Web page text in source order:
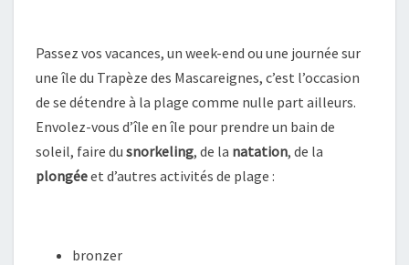
Passez vos vacances, un week-end ou une journée sur
une île du Trapèze des Mascareignes, c’est l’occasion
de se détendre à la plage comme nulle part ailleurs.
Envolez-vous d’île en île pour prendre un bain de
soleil, faire du snorkeling, de la natation, de la
plongéeet d’autres activités de plage :
bronzer